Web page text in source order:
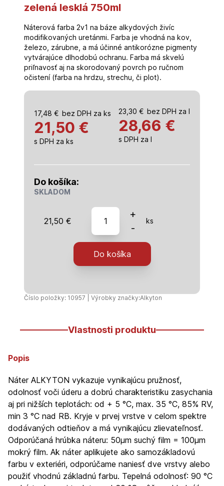
zelená lesklá 750ml
Náterová farba 2v1 na báze alkydových živíc
modifikovaných uretánmi. Farba je vhodná na kov,
železo, zárubne, a má účinné antikorózne pigmenty
vytvárajúce dlhodobú ochranu. Farba má skvelú
priľnavosť aj na skorodovaný povrch po ručnom
očistení (farba na hrdzu, strechu, či plot).
17,48 € bez DPH za ks
21,50 €
s DPH za ks
23,30 € bez DPH za l
28,66 €
s DPH za l
Do košíka:
SKLADOM
21,50 €
množstvo
Alkyton
RAL
smaragdová
750ml
+
-
ks
Do košíka
Číslo položky: 10957 | Výrobky značky:Alkyton
Vlastnosti produktu
Popis
Náter ALKYTON vykazuje vynikajúcu pružnosť,
odolnosť voči úderu a dobrú charakteristiku zasychania
aj pri nižších teplotách: od + 5 °C, max. 35 °C, 85% RV,
min 3 °C nad RB. Kryje v prvej vrstve v celom spektre
dodávaných odtieňov a má vynikajúcu zlievateľnosť.
Odporúčaná hrúbka náteru: 50µm suchý film = 100µm
mokrý film. Ak náter aplikujete ako samozákladovú
farbu v exteriéri, odporúčame naniesť dve vrstvy alebo
použiť vhodnú základnú farbu. Tepelná odolnosť: 90 °C